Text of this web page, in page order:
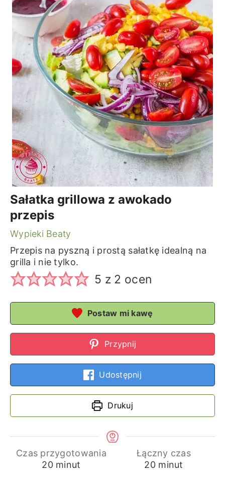
Sałatka grillowa z awokado
przepis
Wypieki Beaty
Przepis na pyszną i prostą sałatkę idealną na
grilla i nie tylko.
5 z 2 ocen
Postaw mi kawę
Przypnij
Udostępnij
Drukuj
Czas przygotowania
20minuty
minut
Łączny czas
20minuty
minut